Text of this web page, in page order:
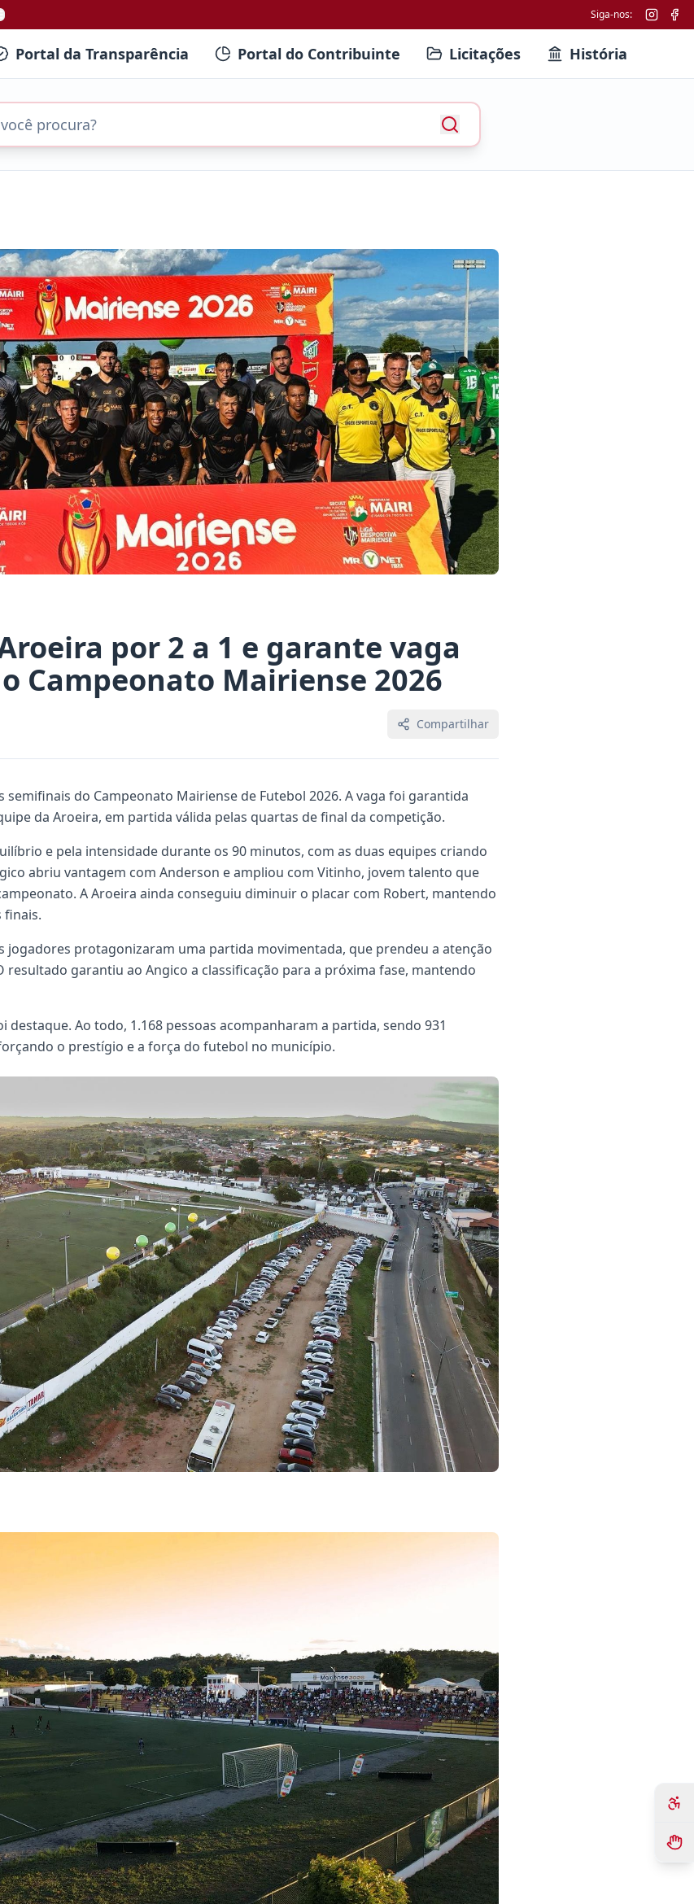
Siga-nos:
Portal da Transparência Portal do Contribuinte Licitações História
por 2 a 1 e garante vaga
Campeonato Mairiense 2026
Compartilhar
semifinais do Campeonato Mairiense de Futebol 2026. A vaga foi garantida
da Aroeira, em partida válida pelas quartas de final da competição.
e pela intensidade durante os 90 minutos, com as duas equipes criando
abriu vantagem com Anderson e ampliou com Vitinho, jovem talento que
A Aroeira ainda conseguiu diminuir o placar com Robert, mantendo
finais.
jogadores protagonizaram uma partida movimentada, que prendeu a atenção
garantiu ao Angico a classificação para a próxima fase, mantendo
Ao todo, 1.168 pessoas acompanharam a partida, sendo 931
o prestígio e a força do futebol no município.